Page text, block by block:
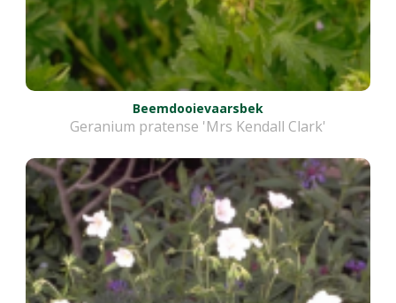
Beemdooievaarsbek
Geranium pratense 'Mrs Kendall Clark'